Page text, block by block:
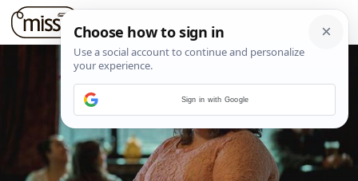
Sign in with Google